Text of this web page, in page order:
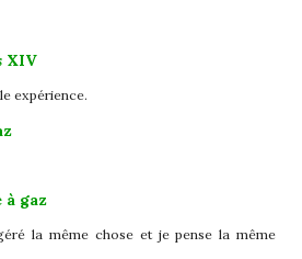
XIV
expérience.
à gaz
la même chose et je pense la même